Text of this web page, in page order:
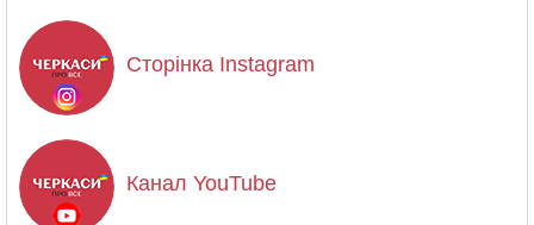
Сторінка Instagram
Канал YouTube